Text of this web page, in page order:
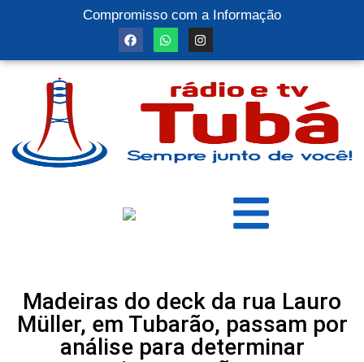
Compromisso com a Informação
Madeiras do deck da rua Lauro
Müller, em Tubarão, passam por
análise para determinar